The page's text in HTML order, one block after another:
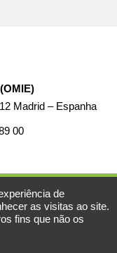
Madrid – Espanha
00
reservados
AVISO LEGAL
de
as visitas ao site.
fins que não os